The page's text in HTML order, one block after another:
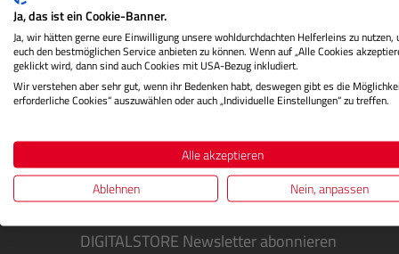
DIGITALSTORE Newsletter abonnieren
Ja, das ist ein Cookie-Banner.
Ja, wir hätten gerne eure Einwilligung unsere wohldurchdachten Helferleins zu nutzen,
euch den bestmöglichen Service anbieten zu können. Wenn auf „Alle Cookies
geklickt wird, dann sind auch Cookies mit USA-Bezug inkludiert.
Wir verstehen aber sehr gut, wenn ihr Bedenken habt, deswegen gibt es die
erforderliche Cookies“ auszuwählen oder auch „Individuelle Einstellungen“ zu treffen.
Alle akzeptieren
Ablehnen
Nein, anpassen